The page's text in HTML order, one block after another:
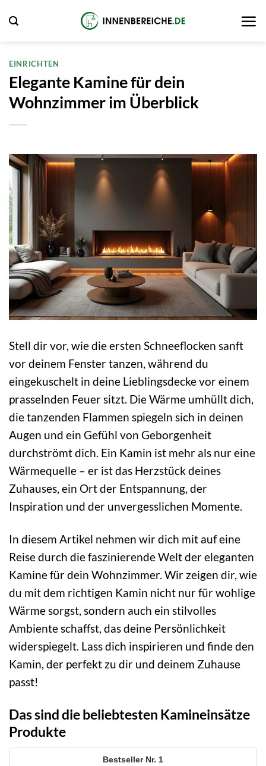
Inhalt
springen
EINRICHTEN
Elegante Kamine für dein
Wohnzimmer im Überblick
Stell dir vor, wie die ersten Schneeflocken sanft
vor deinem Fenster tanzen, während du
eingekuschelt in deine Lieblingsdecke vor einem
prasselnden Feuer sitzt. Die Wärme umhüllt dich,
die tanzenden Flammen spiegeln sich in deinen
Augen und ein Gefühl von Geborgenheit
durchströmt dich. Ein Kamin ist mehr als nur eine
Wärmequelle – er ist das Herzstück deines
Zuhauses, ein Ort der Entspannung, der
Inspiration und der unvergesslichen Momente.
In diesem Artikel nehmen wir dich mit auf eine
Reise durch die faszinierende Welt der eleganten
Kamine für dein Wohnzimmer. Wir zeigen dir, wie
du mit dem richtigen Kamin nicht nur für wohlige
Wärme sorgst, sondern auch ein stilvolles
Ambiente schaffst, das deine Persönlichkeit
widerspiegelt. Lass dich inspirieren und finde den
Kamin, der perfekt zu dir und deinem Zuhause
passt!
Das sind die beliebtesten Kamineinsätze
Produkte
1